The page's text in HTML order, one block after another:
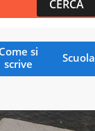
Come si
scrive
Scuola